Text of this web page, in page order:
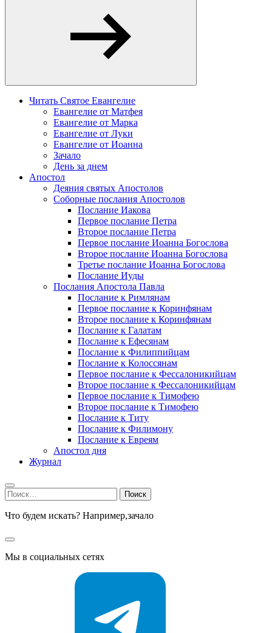
Читать Святое Евангелие
Евангелие от Матфея
Евангелие от Марка
Евангелие от Луки
Евангелие от Иоанна
Зачало
День за днем
Апостол
Деяния святых Апостолов
Соборные послания Апостолов
Послание Иакова
Первое послание Петра
Второе послание Петра
Первое послание Иоанна Богослова
Второе послание Иоанна Богослова
Третье послание Иоанна Богослова
Послание Иуды
Послания Апостола Павла
Послание к Римлянам
Первое послание к Коринфянам
Второе послание к Коринфянам
Послание к Галатам
Послание к Ефесянам
Послание к Филиппийцам
Послание к Колоссянам
Первое послание к Фессалоникийцам
Второе послание к Фессалоникийцам
Первое послание к Тимофею
Второе послание к Тимофею
Послание к Титу
Послание к Филимону
Послание к Евреям
Апостол дня
Журнал
Найти:
Что будем искать? Например,зачало
Мы в социальных сетях